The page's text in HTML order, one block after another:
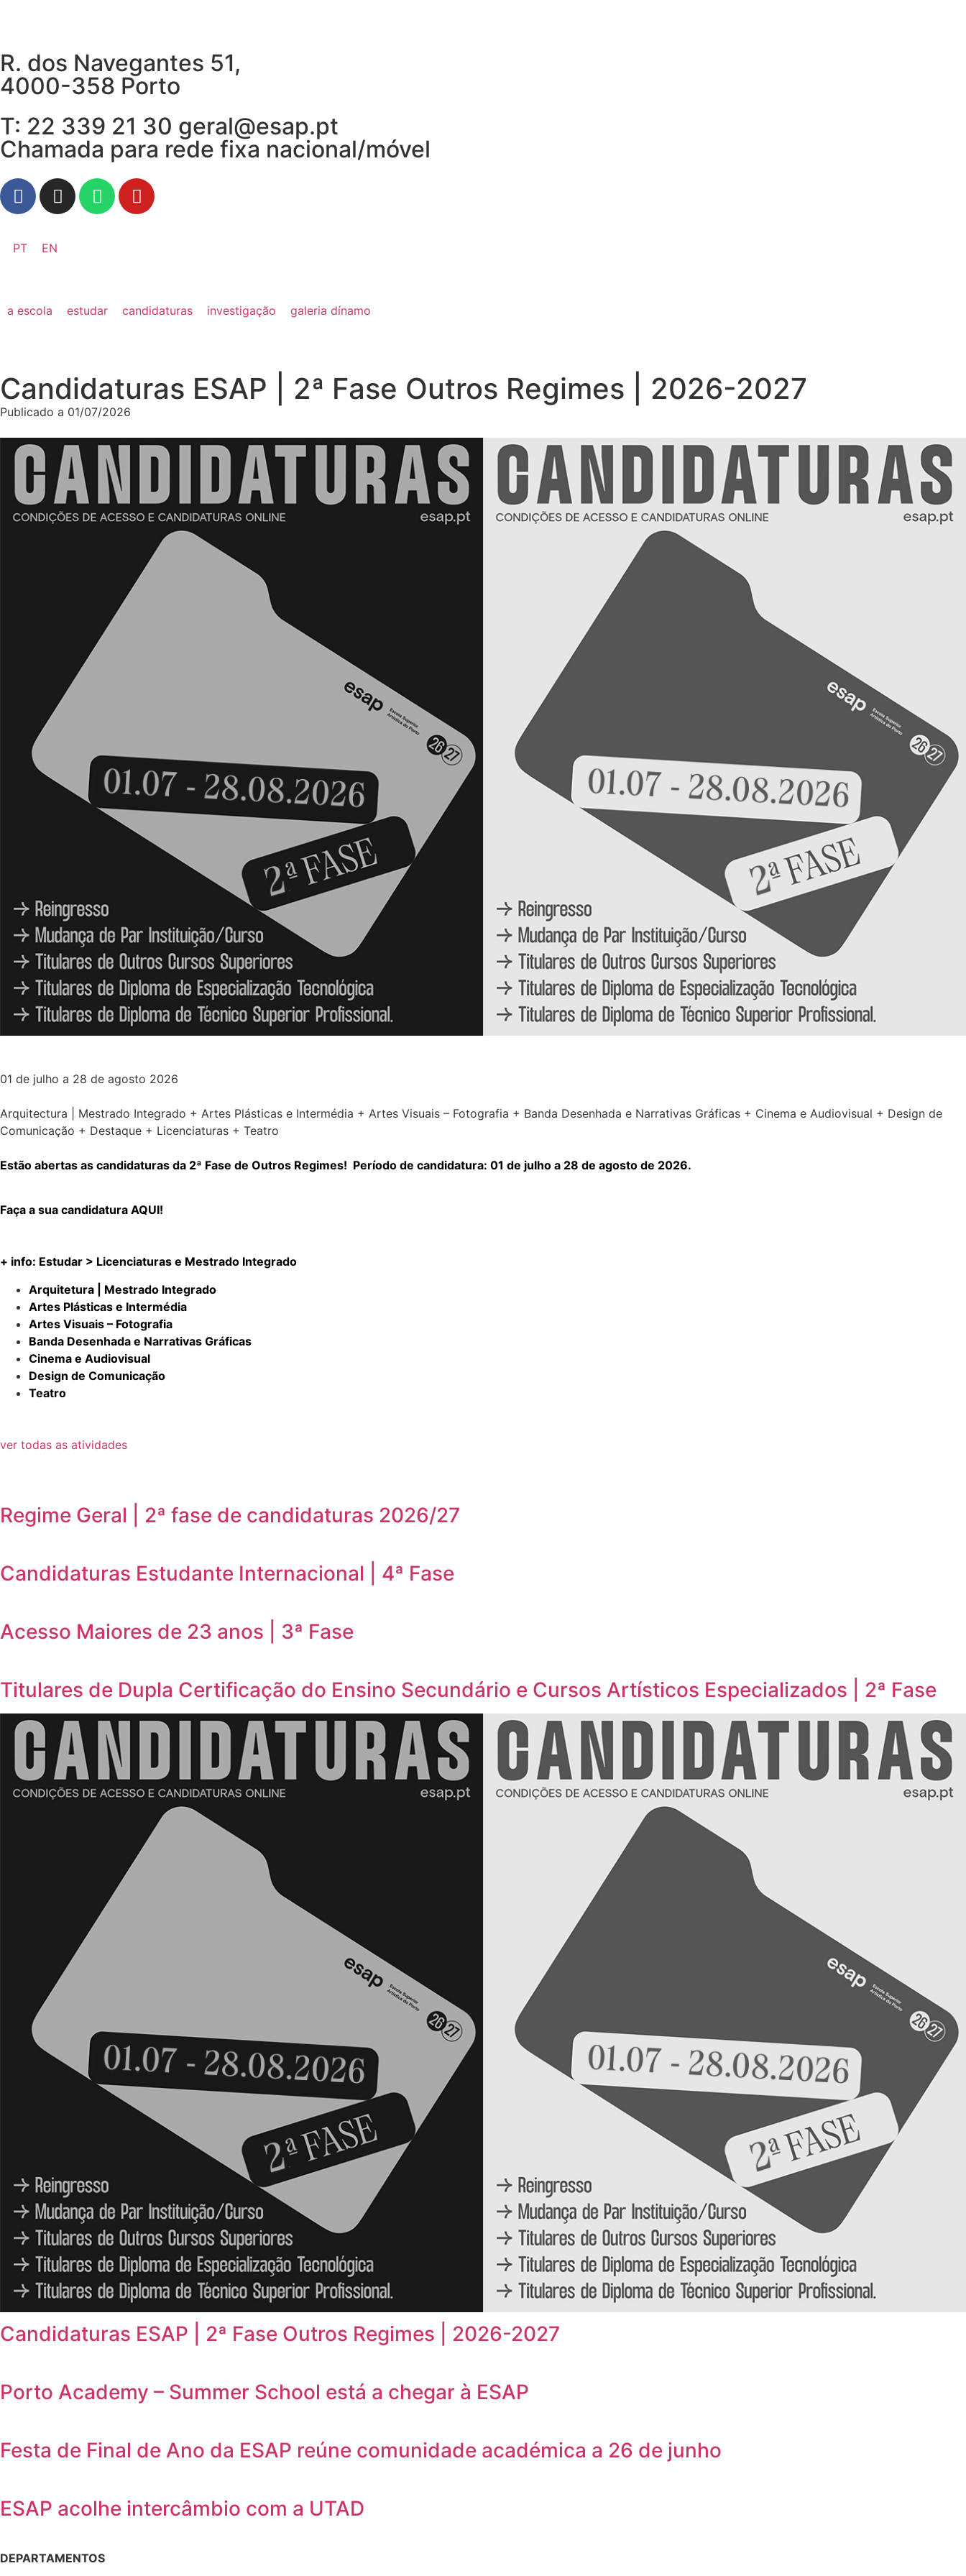
R. dos Navegantes 51,
4000-358 Porto
T: 22 339 21 30 geral@esap.pt
Chamada para rede fixa nacional/móvel
PT EN
a escola estudar candidaturas investigação galeria dínamo
Candidaturas ESAP | 2ª Fase Outros Regimes | 2026-2027
Publicado a 01/07/2026
01 de julho a 28 de agosto 2026
Arquitectura | Mestrado Integrado + Artes Plásticas e Intermédia + Artes Visuais – Fotografia + Banda Desenhada e Narrativas Gráficas + Cinema e Audiovisual + Design de
Comunicação + Destaque + Licenciaturas + Teatro
Estão abertas as candidaturas da 2ª Fase de Outros Regimes! Período de candidatura: 01 de julho a 28 de agosto de 2026.
Faça a sua candidatura AQUI!
+ info: Estudar > Licenciaturas e Mestrado Integrado
Arquitetura | Mestrado Integrado
Artes Plásticas e Intermédia
Artes Visuais – Fotografia
Banda Desenhada e Narrativas Gráficas
Cinema e Audiovisual
Design de Comunicação
Teatro
ver todas as atividades
Regime Geral | 2ª fase de candidaturas 2026/27
Candidaturas Estudante Internacional | 4ª Fase
Acesso Maiores de 23 anos | 3ª Fase
Titulares de Dupla Certificação do Ensino Secundário e Cursos Artísticos Especializados | 2ª Fase
Candidaturas ESAP | 2ª Fase Outros Regimes | 2026-2027
Porto Academy – Summer School está a chegar à ESAP
Festa de Final de Ano da ESAP reúne comunidade académica a 26 de junho
ESAP acolhe intercâmbio com a UTAD
DEPARTAMENTOS